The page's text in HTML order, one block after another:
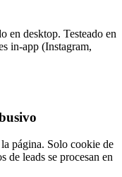
en desktop. Testeado en
in-app (Instagram,
página. Solo cookie de
leads se procesan en